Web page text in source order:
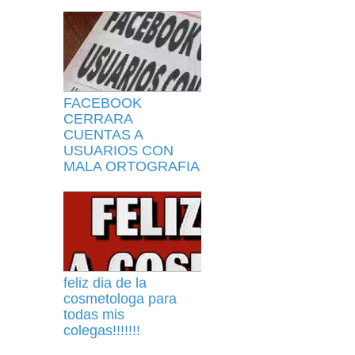
FACEBOOK
CERRARA
CUENTAS A
USUARIOS CON
MALA ORTOGRAFIA
feliz dia de la
cosmetologa para
todas mis
colegas!!!!!!!